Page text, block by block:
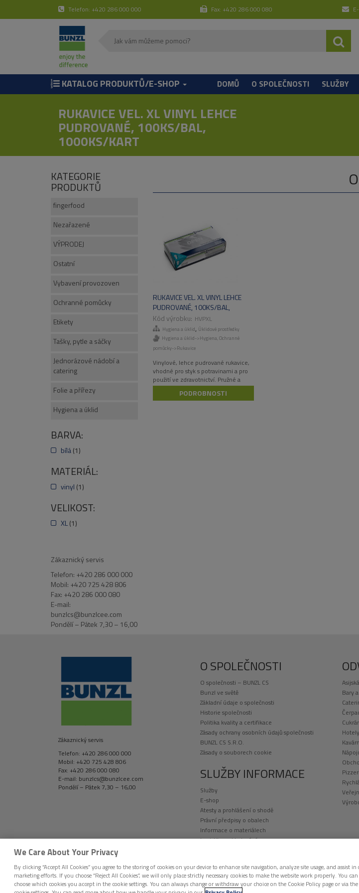
Telefon: +420 286 000 000 Fax: +420 286 000 080
KATALOG PRODUKTŮ/E-SHOP DOMŮ O SPOLEČNOSTI SLUŽBY
RUKAVICE VEL. XL VINYL LEHCE
PUDROVANÉ, 100KS/BAL,
1000KS/KART
RUKAVICE VEL. XL VINYL LEHCE
PUDROVANÉ, 100KS/BAL,
1000KS/KARTHVPXL
Hygiena a úklid, Úklidové prostředky
Hygiena a úklid->Hygiena, Ochranné
pomůcky->Rukavice
Vinylové, lehce pudrované rukavice,
vhodné pro styk s potravinami a pro
použití ve zdravotnictví. Pružné a
přilnavé. Nízká ochrana před
chemickým nebezpečím a
PODROBNOSTI
KATEGORIE
PRODUKTŮ
fingerfood
Nezařazené
VÝPRODEJ
Ostatní
Vybavení provozoven
Ochranné pomůcky
Etikety
Tašky, pytle a sáčky
Jednorázové nádobí a
catering
Folie a přířezy
Hygiena a úklid
BARVA:
bílá (1)
MATERIÁL:
vinyl (1)
VELIKOST:
XL (1)
Zákaznický servis
Telefon: +420 286 000 000
Mobil: +420 725 428 806
Fax: +420 286 000 080
E-mail:
bunzlcs@bunzlcee.com
Pondělí – Pátek 7,30 – 16,00
Zákaznický servis
Telefon: +420 286 000 000
Mobil: +420 725 428 806
Fax: +420 286 000 080
E-mail: bunzlcs@bunzlcee.com
Pondělí – Pátek 7,30 – 16,00
O SPOLEČNOSTI
O společnosti – BUNZL CS
Bunzl ve světě
Základní údaje o společnosti
Historie společnosti
Politika kvality a certifikace
Zásady ochrany osobních údajů společnosti
BUNZL CS S.R.O.
Zásady o souborech cookie
SLUŽBY INFORMACE
Služby
E-shop
Atesty a prohlášení o shodě
Právní předpisy o obalech
Informace o materiálech
Logistika a skladování
Bary
Hotely
DISTRIBUCE BUNZL ČESKÁ REPUBLIKA © 2026 VŠECHNA PRÁVA VYHRAZENA. |ZÁSADY OCHRANY
We Care About Your Privacy
By clicking “Accept All Cookies” you agree to the storing of cookies on your device to enhance site navigation, analyze site usage, and assist in
marketing efforts. If you choose “Reject All Cookies”, we will only place strictly necessary cookies to make the website work properly. You can
choose which cookies you accept in the cookie settings. You can always change or withdraw your choice on the Cookie Policy page or via the